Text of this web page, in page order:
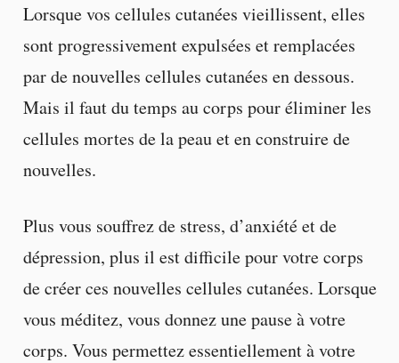
Lorsque vos cellules cutanées vieillissent, elles
sont progressivement expulsées et remplacées
par de nouvelles cellules cutanées en dessous.
Mais il faut du temps au corps pour éliminer les
cellules mortes de la peau et en construire de
nouvelles.
Plus vous souffrez de stress, d’anxiété et de
dépression, plus il est difficile pour votre corps
de créer ces nouvelles cellules cutanées. Lorsque
vous méditez, vous donnez une pause à votre
corps. Vous permettez essentiellement à votre